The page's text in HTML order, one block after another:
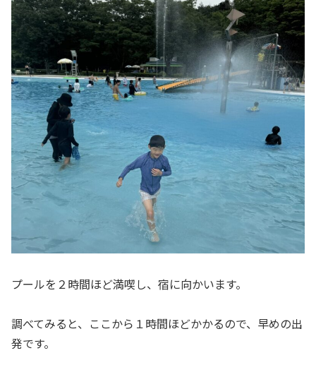
プールを２時間ほど満喫し、宿に向かいます。
調べてみると、ここから１時間ほどかかるので、早めの出
発です。